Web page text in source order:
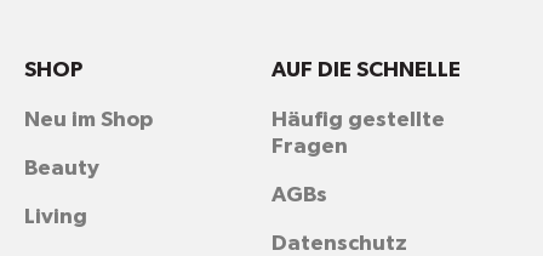
AUF DIE SCHNELLE
Häufig gestellte
Fragen
AGBs
Datenschutz
SHOP
Neu im Shop
Beauty
Living